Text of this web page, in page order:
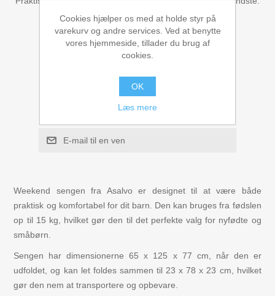
Kuglebaner Trix Track
Puslespil i træ til børn
Leverandør:Asalvo
Gratis fragt
E-mail til en ven
Weekend sengen fra Asalvo er designet til at være både
praktisk og komfortabel for dit barn. Den kan bruges fra fødslen
op til 15 kg, hvilket gør den til det perfekte valg for nyfødte og
småbørn.
Sengen har dimensionerne 65 x 125 x 77 cm, når den er
udfoldet, og kan let foldes sammen til 23 x 78 x 23 cm, hvilket
gør den nem at transportere og opbevare.
Cookies hjælper os med at holde styr på
varekurv og andre services. Ved at benytte
vores hjemmeside, tillader du brug af
cookies.
OK
Læs mere